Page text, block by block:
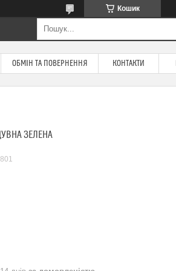
Кошик
ОБМІН ТА ПОВЕРНЕННЯ КОНТАКТИ
ЗЕЛЕНА